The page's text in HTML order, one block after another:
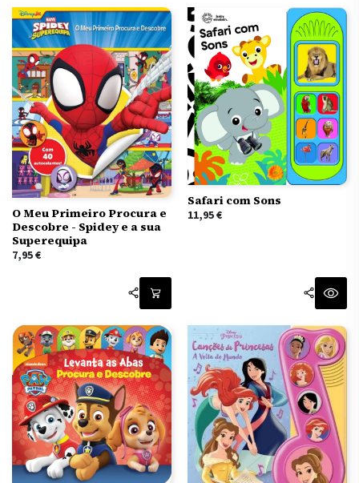
O Meu Primeiro Procura e
Descobre - Spidey e a sua
Superequipa
7,95€
Safari com Sons
11,95€